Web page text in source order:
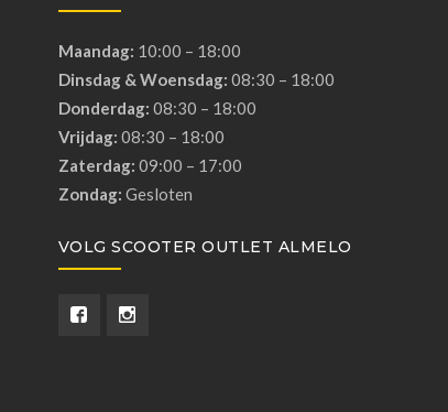
Maandag: 10:00 – 18:00
Dinsdag & Woensdag: 08:30 – 18:00
Donderdag: 08:30 – 18:00
Vrijdag: 08:30 – 18:00
Zaterdag: 09:00 – 17:00
Zondag: Gesloten
VOLG SCOOTER OUTLET ALMELO